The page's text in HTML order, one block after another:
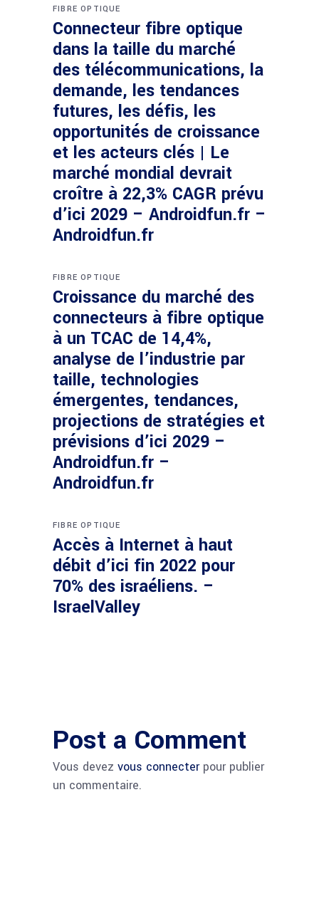
FIBRE OPTIQUE
Connecteur fibre optique
dans la taille du marché
des télécommunications, la
demande, les tendances
futures, les défis, les
opportunités de croissance
et les acteurs clés | Le
marché mondial devrait
croître à 22,3% CAGR prévu
d’ici 2029 – Androidfun.fr –
Androidfun.fr
FIBRE OPTIQUE
Croissance du marché des
connecteurs à fibre optique
à un TCAC de 14,4%,
analyse de l’industrie par
taille, technologies
émergentes, tendances,
projections de stratégies et
prévisions d’ici 2029 –
Androidfun.fr –
Androidfun.fr
FIBRE OPTIQUE
Accès à Internet à haut
débit d’ici fin 2022 pour
70% des israéliens. –
IsraelValley
Post a Comment
Vous devez vous connecterpour publier
un commentaire.